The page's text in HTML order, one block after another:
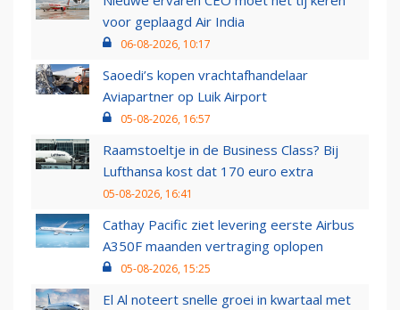
voor geplaagd Air India
06-08-2026, 10:17
Saoedi’s kopen vrachtafhandelaar
Aviapartner op Luik Airport
05-08-2026, 16:57
Raamstoeltje in de Business Class? Bij
Lufthansa kost dat 170 euro extra
05-08-2026, 16:41
Cathay Pacific ziet levering eerste Airbus
A350F maanden vertraging oplopen
05-08-2026, 15:25
El Al noteert snelle groei in kwartaal met